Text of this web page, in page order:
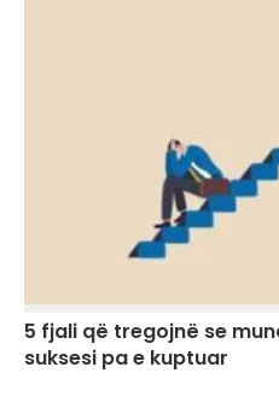
5 fjali që tregojnë se
suksesi pa e kuptuar